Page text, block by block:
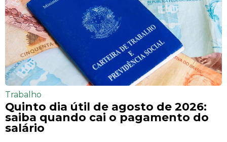
Trabalho
Quinto dia útil de agosto de 2026:
saiba quando cai o pagamento do
salário